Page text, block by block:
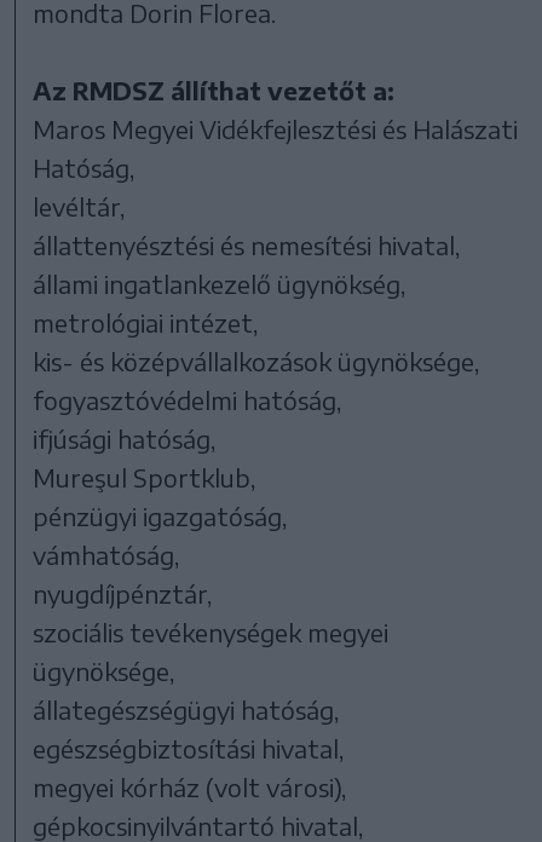
mondta Dorin Florea.
Az RMDSZ állíthat vezetőt a:
Maros Megyei Vidékfejlesztési és Halászati
Hatóság,
levéltár,
állattenyésztési és nemesítési hivatal,
állami ingatlankezelő ügynökség,
metrológiai intézet,
kis- és középvállalkozások ügynöksége,
fogyasztóvédelmi hatóság,
ifjúsági hatóság,
Mureşul Sportklub,
pénzügyi igazgatóság,
vámhatóság,
nyugdíjpénztár,
szociális tevékenységek megyei
ügynöksége,
állategészségügyi hatóság,
egészségbiztosítási hivatal,
megyei kórház (volt városi),
gépkocsinyilvántartó hivatal,